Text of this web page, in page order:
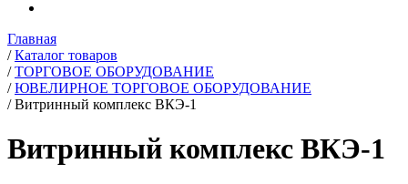
Главная
/ Каталог товаров
/ ТОРГОВОЕ ОБОРУДОВАНИЕ
/ ЮВЕЛИРНОЕ ТОРГОВОЕ ОБОРУДОВАНИЕ
/ Витринный комплекс ВКЭ-1
Витринный комплекс ВКЭ-1